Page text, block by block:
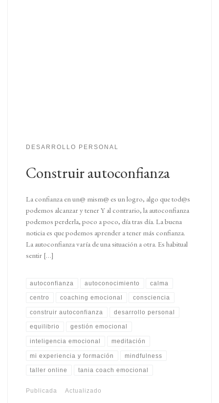
DESARROLLO PERSONAL
Construir autoconfianza
La confianza en un@ mism@ es un logro, algo que tod@s
podemos alcanzar y tener Y al contrario, la autoconfianza
podemos perderla, poco a poco, día tras día. La buena
noticia es que podemos aprender a tener más confianza.
La autoconfianza varía de una situación a otra. Es habitual
sentir […]
autoconfianza autoconocimiento calma
centro coaching emocional consciencia
construir autoconfianza desarrollo personal
equilibrio gestión emocional
inteligencia emocional meditación
mi experiencia y formación mindfulness
taller online tania coach emocional
Publicada Actualizado